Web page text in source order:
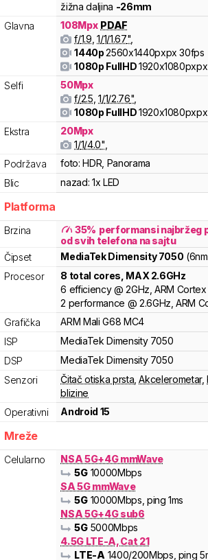
žižna daljina -26mm
Glavna
108Mpx PDAF
f/1.9 1/1/1.67"
1440p2560x1440pxpx30fps
1080p FullHD
Selfi
50Mpx
f/2.5 1/1/2.76"
1080p FullHD
Ekstra
20Mpx
1/1/4.0"
Podržava
foto: HDR, Panorama
Blic
nazad: 1x LED
Platforma
Brzina 35% performansi najbržeg
od svih telefona na sajtu
Čipset
MediaTekDimensity 7050
Procesor
8 total cores , MAX 2.6GHz
6 efficiency @ 2GHz,ARM Cortex
2 performance @ 2.6GHz,ARM
Grafička
ARM Mali G68 MC4
ISP
MediaTek Dimensity 7050
DSP
MediaTek Dimensity 7050
Senzori
Čitač otiska prsta ,Akcelerometar,
blizine
Operativni
Android 15
Mreže
Celularno
NSA 5G+4G mmWave
5G 10000Mbps
SA 5G mmWave
5G 10000Mbps , ping 1ms
NSA 5G+4G sub6
5G 5000Mbps
4.5G LTE-A, Cat 21
LTE-A 1400/200Mbps , ping